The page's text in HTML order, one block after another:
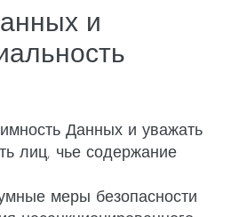
и
Данных и уважать
лиц, чье содержание
меры безопасности